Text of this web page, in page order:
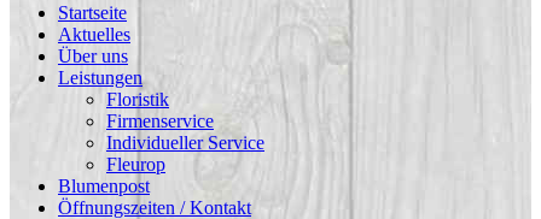
Startseite
Aktuelles
Über uns
Leistungen
Floristik
Firmenservice
Individueller Service
Fleurop
Blumenpost
Öffnungszeiten / Kontakt